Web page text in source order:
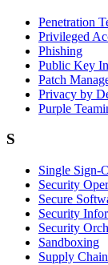
Penetration
Privileged
Phishing
Public Key
Patch
Privacy by
Purple
S
Single Sign-
Security
Secure
Security
Security
Sandboxing
Supply